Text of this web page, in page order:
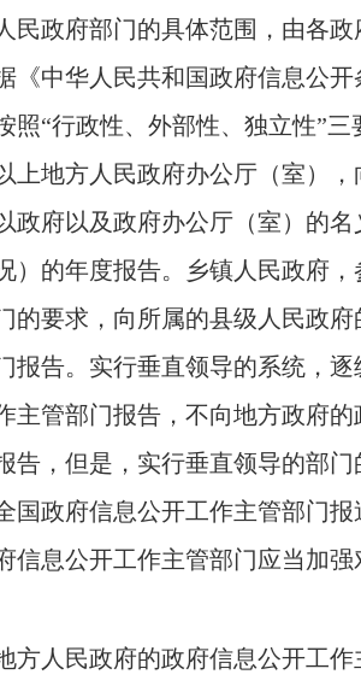
民政府部门的具体范围，由各
《中华人民共和国政府信息公
照“行政性、外部性、独立性”三
上地方人民政府办公厅（室）
政府以及政府办公厅（室）的
）的年度报告。乡镇人民政府
的要求，向所属的县级人民政
报告。实行垂直领导的系统，
主管部门报告，不向地方政府
告，但是，实行垂直领导的部门
国政府信息公开工作主管部门
信息公开工作主管部门应当加
方人民政府的政府信息公开工